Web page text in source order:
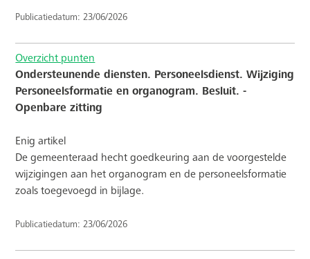
Publicatiedatum: 23/06/2026
Overzicht punten
Ondersteunende diensten. Personeelsdienst. Wijziging
Personeelsformatie en organogram. Besluit. -
Openbare zitting
Enig artikel
De gemeenteraad hecht goedkeuring aan de voorgestelde
wijzigingen aan het organogram en de personeelsformatie
zoals toegevoegd in bijlage.
Publicatiedatum: 23/06/2026